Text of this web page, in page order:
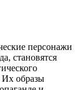
персонажи
становятся
Их образы